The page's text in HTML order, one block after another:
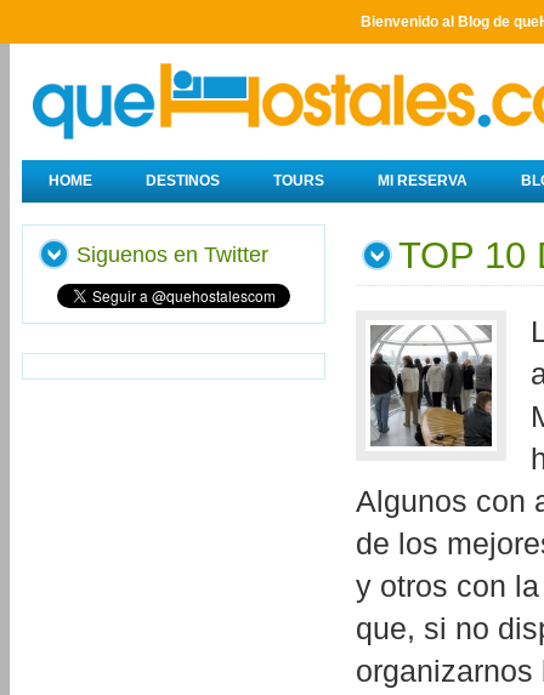
Bienvenido al Blog de
HOME DESTINOS TOURS MI RESERVA
TOP 10
Algunos con
de los
y otros con
que, si no
Siguenos en Twitter